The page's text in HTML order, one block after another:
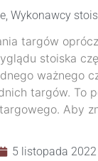
, Wykonawcy
targów
stoiska
ważnego
targów. To
Aby
5 listopada 2022